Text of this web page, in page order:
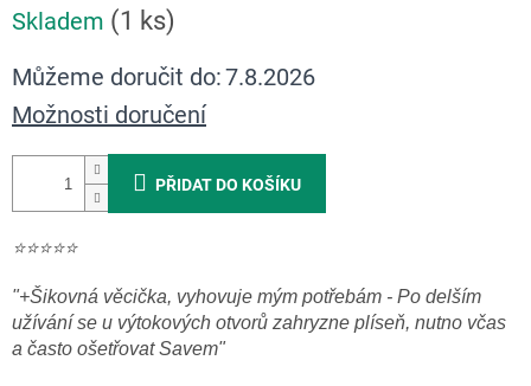
cena:
Skladem (1 ks)
Můžeme doručit do:7.8.2026
Možnosti doručení
PŘIDAT DO KOŠÍKU
⭐️⭐️⭐️⭐️⭐️
"+Šikovná věcička, vyhovuje mým potřebám - Po delším
užívání se u výtokových otvorů zahryzne plíseň, nutno včas
a často ošetřovat Savem"